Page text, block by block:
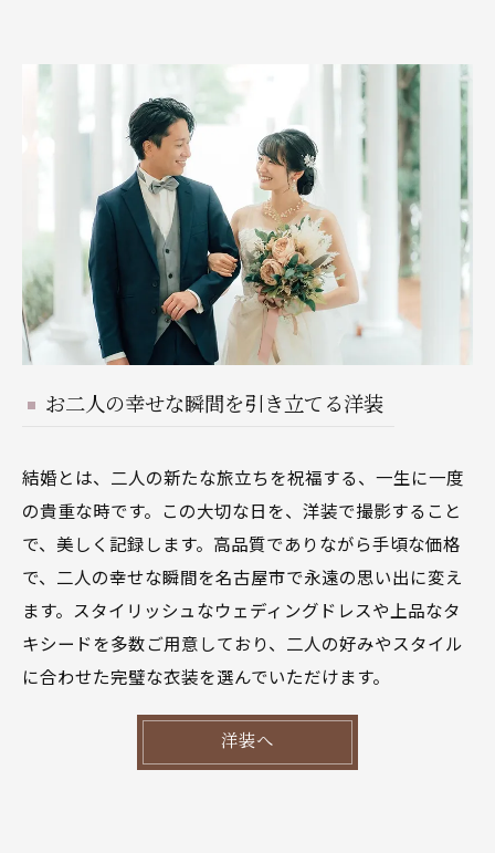
お二人の幸せな瞬間を引き立てる洋装
結婚とは、二人の新たな旅立ちを祝福する、一生に一度
の貴重な時です。この大切な日を、洋装で撮影すること
で、美しく記録します。高品質でありながら手頃な価格
で、二人の幸せな瞬間を名古屋市で永遠の思い出に変え
ます。スタイリッシュなウェディングドレスや上品なタ
キシードを多数ご用意しており、二人の好みやスタイル
に合わせた完璧な衣装を選んでいただけます。
洋装へ